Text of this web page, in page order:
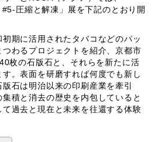
圧縮と解凍」展を下記のとおり開
期に活用されたタバコなどのパッ
わるプロジェクトを紹介、京都市
枚の石版石と、それらを新たに活
。表面を研磨すれば何度でも新し
石は明治以来の印刷産業を牽引
積と消去の歴史を内包していると
過去と現在と未来を往還する体験